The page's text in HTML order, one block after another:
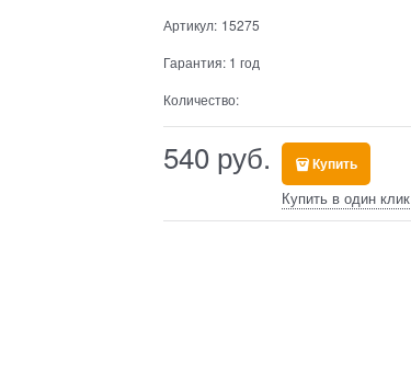
Артикул: 15275
Гарантия: 1 год
Количество:
540 руб. Купить
Купить в один клик